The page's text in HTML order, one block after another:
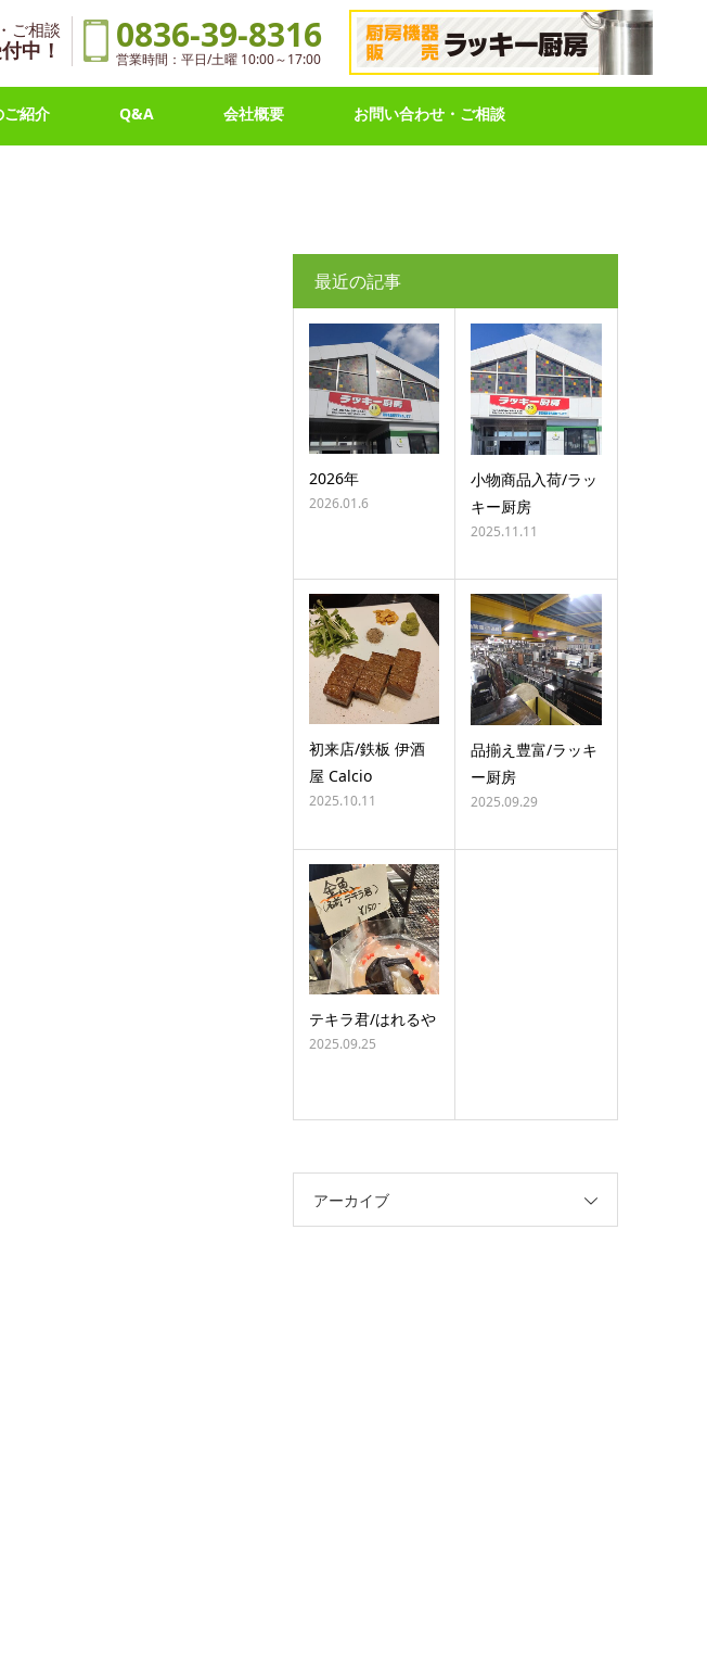
ご相談
中！ 0836-39-8316
営業時間：平日/土曜 10:00～17:00
ご紹介 Q&A 会社概要 お問い合わせ・ご相談
最近の記事
2026年
2026.01.6
小物商品入荷/ラッ
キー厨房
2025.11.11
初来店/鉄板 伊酒
屋 Calcio
2025.10.11
品揃え豊富/ラッキ
ー厨房
2025.09.29
テキラ君/はれるや
2025.09.25
アーカイブ